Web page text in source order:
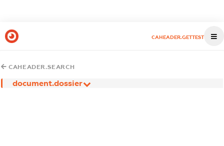
CAHEADER.GETTEST
CAHEADER.SEARCH
document.dossier